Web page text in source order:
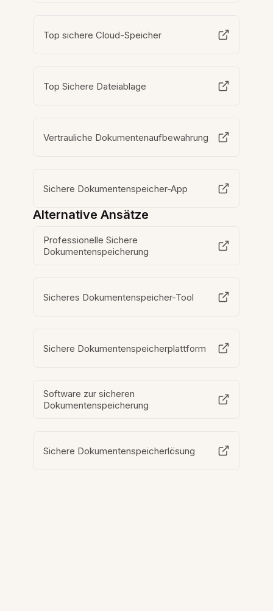
Top sichere Cloud-Speicher
Top Sichere Dateiablage
Vertrauliche Dokumentenaufbewahrung
Sichere Dokumentenspeicher-App
Alternative Ansätze
Professionelle Sichere
Dokumentenspeicherung
Sicheres Dokumentenspeicher-Tool
Sichere Dokumentenspeicherplattform
Software zur sicheren
Dokumentenspeicherung
Sichere Dokumentenspeicherlösung